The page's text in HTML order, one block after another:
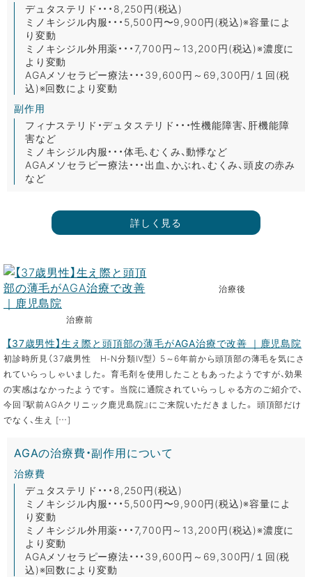
デュタステリド・・・8,250円(税込)
ミノキシジル内服・・・5,500円〜9,900円(税込)※容量によ
り変動
ミノキシジル外用薬・・・7,700円～13,200円(税込)※濃度に
より変動
AGAメソセラピー療法・・・39,600円～69,300円/１回(税
込)※回数により変動
副作用
フィナステリド・デュタステリド・・・性機能障害、肝機能障
害など
ミノキシジル内服・・・体毛、むくみ、動悸など
AGAメソセラピー療法・・・出血、かぶれ、むくみ、頭皮の赤み
など
詳しく見る
治療前
治療後
【37歳男性】生え際と頭頂部の薄毛がAGA治療で改善 ｜鹿児島院
初診時所見（37歳男性 H-N分類Ⅳ型） 5～6年前から頭頂部の薄毛を気にさ
れていらっしゃいました。 育毛剤を使用したこともあったようですが、効果
の実感はなかったようです。 当院に通院されていらっしゃる方のご紹介で、
今回『駅前AGAクリニック鹿児島院』にご来院いただきました。 頭頂部だけ
でなく、生え […]
AGAの治療費・副作用について
治療費
デュタステリド・・・8,250円(税込)
ミノキシジル内服・・・5,500円〜9,900円(税込)※容量によ
り変動
ミノキシジル外用薬・・・7,700円～13,200円(税込)※濃度に
より変動
AGAメソセラピー療法・・・39,600円～69,300円/１回(税
込)※回数により変動